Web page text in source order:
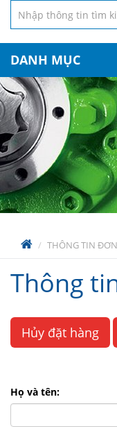
DANH MỤC
THÔNG TIN
Thông
Hủy đặt hàng
Họ và tên: